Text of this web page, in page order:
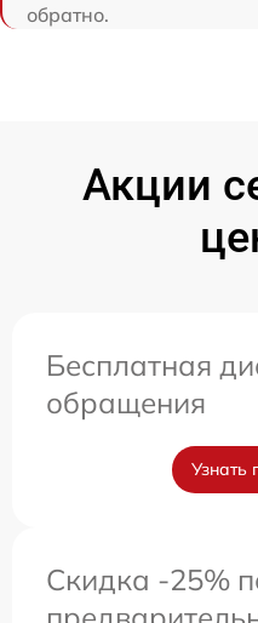
обратно.
Акции
Бесплатная
обращения
Узнать
Скидка -25%